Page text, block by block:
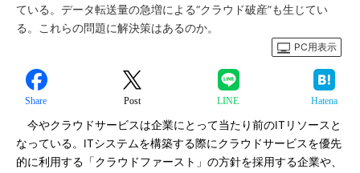
ている。データ転送量の急増による“クラウド破産”も生じてい
る。これらの問題に解決策はあるのか。
PC用表示
Share Post LINE Hatena
今やクラウドサービスは企業にとって当たり前のITリソースと
なっている。ITシステムを構築する際にクラウドサービスを優先
的に利用する「クラウドファースト」の方針を採用する企業や、